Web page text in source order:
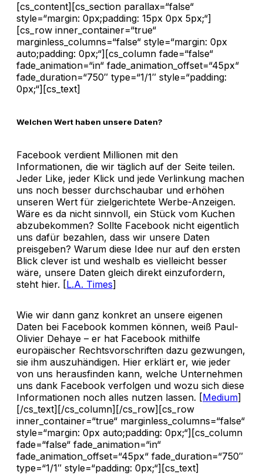
[cs_content][cs_section parallax=“false“
style=“margin: 0px;padding: 15px 0px 5px;“]
[cs_row inner_container=“true“
marginless_columns=“false“ style=“margin: 0px
auto;padding: 0px;“][cs_column fade=“false“
fade_animation=“in“ fade_animation_offset=“45px“
fade_duration=“750″ type=“1/1″ style=“padding:
0px;“][cs_text]
Welchen Wert haben unsere Daten?
Facebook verdient Millionen mit den
Informationen, die wir täglich auf der Seite teilen.
Jeder Like, jeder Klick und jede Verlinkung machen
uns noch besser durchschaubar und erhöhen
unseren Wert für zielgerichtete Werbe-Anzeigen.
Wäre es da nicht sinnvoll, ein Stück vom Kuchen
abzubekommen? Sollte Facebook nicht eigentlich
uns dafür bezahlen, dass wir unsere Daten
preisgeben? Warum diese Idee nur auf den ersten
Blick clever ist und weshalb es vielleicht besser
wäre, unsere Daten gleich direkt einzufordern,
steht hier. [L.A. Times]
Wie wir dann ganz konkret an unsere eigenen
Daten bei Facebook kommen können, weiß Paul-
Olivier Dehaye – er hat Facebook mithilfe
europäischer Rechtsvorschriften dazu gezwungen,
sie ihm auszuhändigen. Hier erklärt er, wie jeder
von uns herausfinden kann, welche Unternehmen
uns dank Facebook verfolgen und wozu sich diese
Informationen noch alles nutzen lassen. [Medium]
[/cs_text][/cs_column][/cs_row][cs_row
inner_container=“true“ marginless_columns=“false“
style=“margin: 0px auto;padding: 0px;“][cs_column
fade=“false“ fade_animation=“in“
fade_animation_offset=“45px“ fade_duration=“750″
type=“1/1″ style=“padding: 0px;“][cs_text]